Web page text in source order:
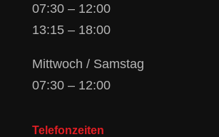
07:30 – 12:00
13:15 – 18:00
Mittwoch / Samstag
07:30 – 12:00
Telefonzeiten